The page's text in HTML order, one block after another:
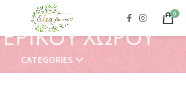
0
ΧΩΡΟΥ
CATEGORIES